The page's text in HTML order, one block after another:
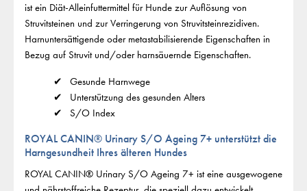
ist ein Diät-Alleinfuttermittel für Hunde zur Auflösung von
Struvitsteinen und zur Verringerung von Struvitsteinrezidiven.
Harnuntersättigende oder metastabilisierende Eigenschaften in
Bezug auf Struvit und/oder harnsäuernde Eigenschaften.
Gesunde Harnwege
Unterstützung des gesunden Alters
S/O Index
ROYAL CANIN® Urinary S/O Ageing 7+ unterstützt die
Harngesundheit Ihres älteren Hundes
ROYAL CANIN® Urinary S/O Ageing 7+ ist eine ausgewogene